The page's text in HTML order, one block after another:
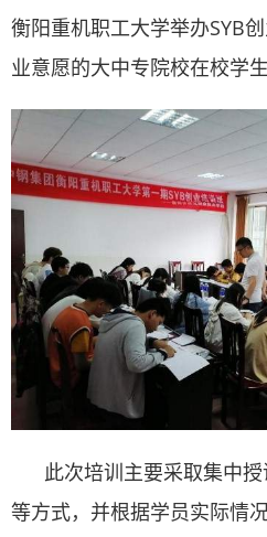
衡阳重机职工大学举办SYB
业意愿的大中专院校在校学
此次培训主要采取集中授
等方式，并根据学员实际情